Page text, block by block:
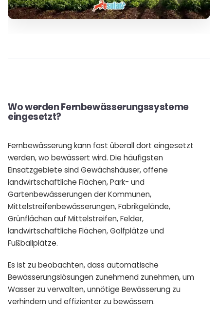
Wo werden Fernbewässerungssysteme
eingesetzt?
Fernbewässerung kann fast überall dort eingesetzt
werden, wo bewässert wird. Die häufigsten
Einsatzgebiete sind Gewächshäuser, offene
landwirtschaftliche Flächen, Park- und
Gartenbewässerungen der Kommunen,
Mittelstreifenbewässerungen, Fabrikgelände,
Grünflächen auf Mittelstreifen, Felder,
landwirtschaftliche Flächen, Golfplätze und
Fußballplätze.
Es ist zu beobachten, dass automatische
Bewässerungslösungen zunehmend zunehmen, um
Wasser zu verwalten, unnötige Bewässerung zu
verhindern und effizienter zu bewässern.